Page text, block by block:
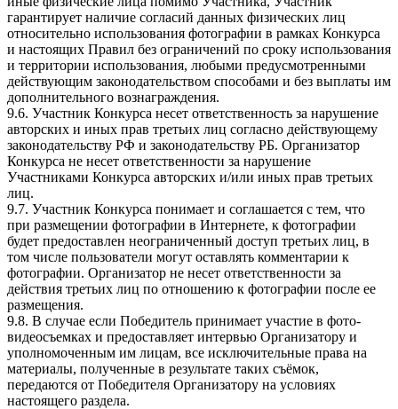
гарантирует наличие согласий данных физических лиц
относительно использования фотографии в рамках Конкурса
и настоящих Правил без ограничений по сроку использования
и территории использования, любыми предусмотренными
действующим законодательством способами и без выплаты им
дополнительного вознаграждения.
9.6. Участник Конкурса несет ответственность за нарушение
авторских и иных прав третьих лиц согласно действующему
законодательству РФ и законодательству РБ. Организатор
Конкурса не несет ответственности за нарушение
Участниками Конкурса авторских и/или иных прав третьих
лиц.
9.7. Участник Конкурса понимает и соглашается с тем, что
при размещении фотографии в Интернете, к фотографии
будет предоставлен неограниченный доступ третьих лиц, в
том числе пользователи могут оставлять комментарии к
фотографии. Организатор не несет ответственности за
действия третьих лиц по отношению к фотографии после ее
размещения.
9.8. В случае если Победитель принимает участие в фото-
видеосъемках и предоставляет интервью Организатору и
уполномоченным им лицам, все исключительные права на
материалы, полученные в результате таких съёмок,
передаются от Победителя Организатору на условиях
настоящего раздела.